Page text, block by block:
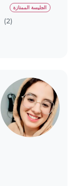
الجليسة الممتازة
(2)